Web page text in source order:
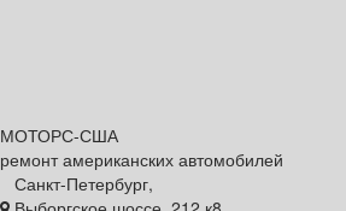
МОТОРС-США
ремонт американских автомобилей
Санкт-Петербург,